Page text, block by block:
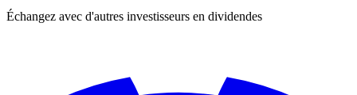
Échangez avec d'autres investisseurs en dividendes